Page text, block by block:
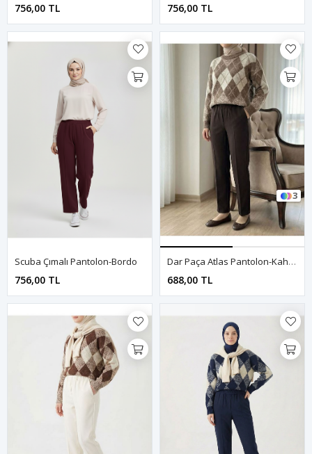
756,00 TL 756,00 TL
Scuba Çımalı Pantolon-Bordo
756,00 TL
3
Dar Paça Atlas Pantolon-Kahve
688,00 TL